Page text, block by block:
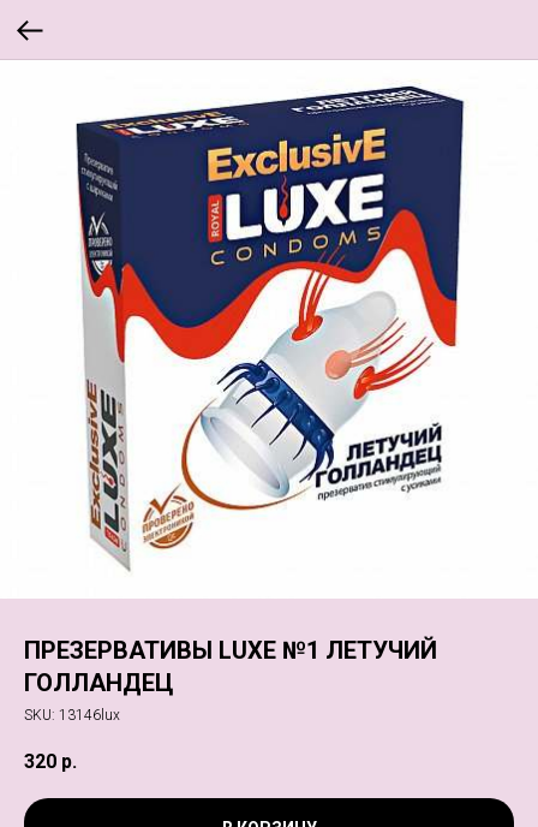
ПРЕЗЕРВАТИВЫ LUXE №1 ЛЕТУЧИЙ
ГОЛЛАНДЕЦ
SKU: 13146lux
320 р.